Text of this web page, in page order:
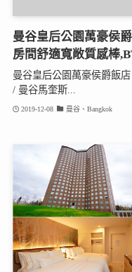
曼谷皇后公園萬豪侯
房間舒適寬敞質感棒
曼谷皇后公園萬豪侯爵飯店
/ 曼谷馬奎斯...
2019-12-08 曼谷、Bangkok